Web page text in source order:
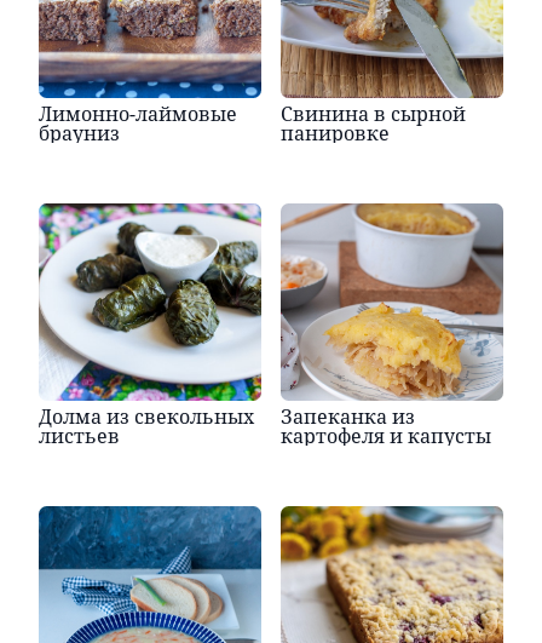
Лимонно-лаймовые
брауниз
Свинина в сырной
панировке
Долма из свекольных
листьев
Запеканка из
картофеля и капусты